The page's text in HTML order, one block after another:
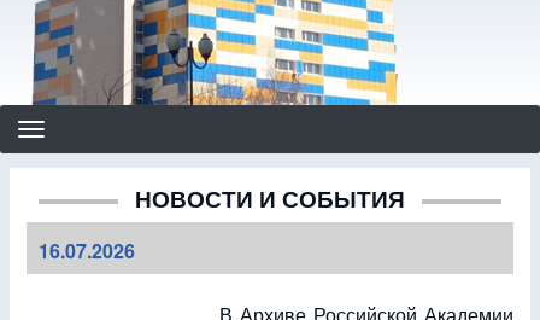
НОВОСТИ И СОБЫТИЯ
16.07.2026